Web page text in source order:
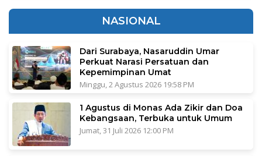
NASIONAL
Dari Surabaya, Nasaruddin Umar
Perkuat Narasi Persatuan dan
Kepemimpinan Umat
Minggu, 2 Agustus 2026 19:58 PM
1 Agustus di Monas Ada Zikir dan Doa
Kebangsaan, Terbuka untuk Umum
Jumat, 31 Juli 2026 12:00 PM